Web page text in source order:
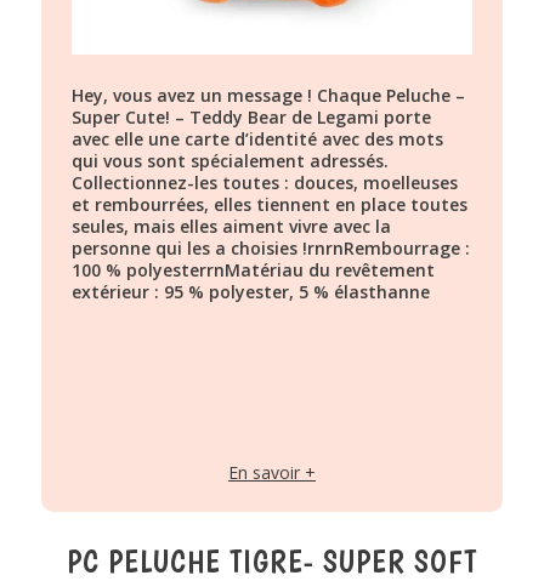
Hey, vous avez un message ! Chaque Peluche –
Super Cute! – Teddy Bear de Legami porte
avec elle une carte d’identité avec des mots
qui vous sont spécialement adressés.
Collectionnez-les toutes : douces, moelleuses
et rembourrées, elles tiennent en place toutes
seules, mais elles aiment vivre avec la
personne qui les a choisies !rnrnRembourrage :
100 % polyesterrnMatériau du revêtement
extérieur : 95 % polyester, 5 % élasthanne
En savoir +
PC PELUCHE TIGRE- SUPER SOFT